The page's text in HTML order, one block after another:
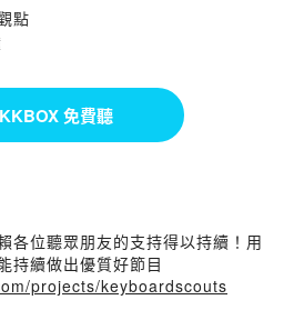
點
免費聽
各位聽眾朋友的支持得以持續！用
持續做出優質好節目
projects/keyboardscouts